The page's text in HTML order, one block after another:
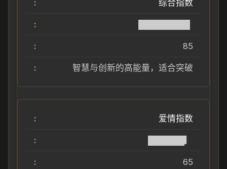
综合指数
85
智慧与创新的高能量，适合突破
爱情指数
65